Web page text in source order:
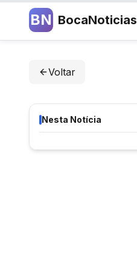
BN BocaNoticias
Voltar
Nesta Notícia